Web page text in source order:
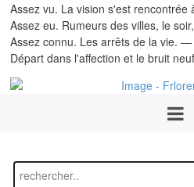
Assez vu. La vision s'est rencontrée
Assez eu. Rumeurs des villes, le
Assez connu. Les arrêts de la vie.
Départ dans l'affection et le bruit